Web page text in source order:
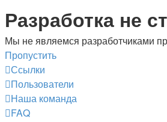
Разработка не
Мы не являемся разработчиками
Пропустить
Ссылки
Пользователи
Наша команда
FAQ